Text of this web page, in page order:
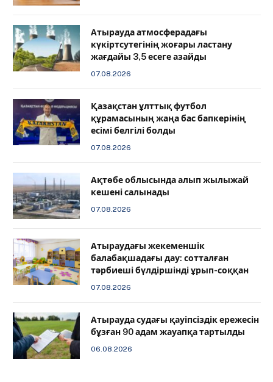
Атырауда атмосферадағы
күкіртсутегінің жоғары ластану
жағдайы 3,5 есеге азайды
07.08.2026
Қазақстан ұлттық футбол
құрамасының жаңа бас бапкерінің
есімі белгілі болды
07.08.2026
Ақтөбе облысында алып жылыжай
кешені салынады
07.08.2026
Атыраудағы жекеменшік
балабақшадағы дау: сотталған
тәрбиеші бүлдіршінді ұрып-соққан
07.08.2026
Атырауда судағы қауіпсіздік ережесін
бұзған 90 адам жауапқа тартылды
06.08.2026